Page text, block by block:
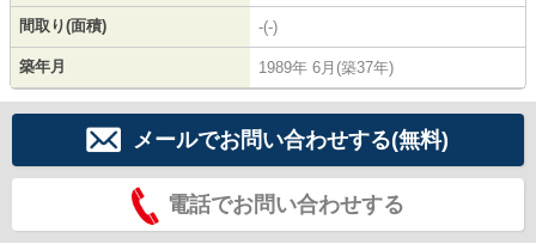
間取り(面積) -(-)
築年月 1989年 6月(築37年)
メールでお問い合わせする(無料)
電話でお問い合わせする